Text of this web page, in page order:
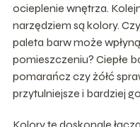
ocieplenie wnętrza.
narzędziem są kolory.
paleta barw może
pomieszczeniu? Ciepłe
pomarańcz czy żółć
przytulniejsze i bardziej
Kolory te doskonale